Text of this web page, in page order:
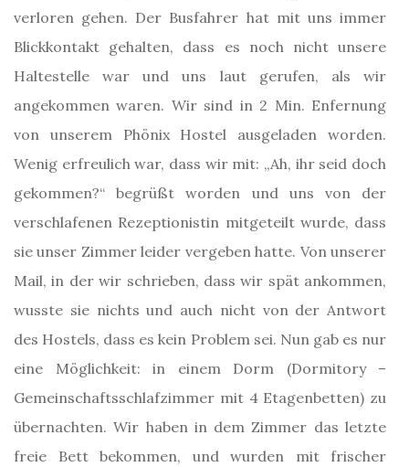
verloren gehen. Der Busfahrer hat mit uns immer
Blickkontakt gehalten, dass es noch nicht unsere
Haltestelle war und uns laut gerufen, als wir
angekommen waren. Wir sind in 2 Min. Enfernung
von unserem Phönix Hostel ausgeladen worden.
Wenig erfreulich war, dass wir mit: „Ah, ihr seid doch
gekommen?“ begrüßt worden und uns von der
verschlafenen Rezeptionistin mitgeteilt wurde, dass
sie unser Zimmer leider vergeben hatte. Von unserer
Mail, in der wir schrieben, dass wir spät ankommen,
wusste sie nichts und auch nicht von der Antwort
des Hostels, dass es kein Problem sei. Nun gab es nur
eine Möglichkeit: in einem Dorm (Dormitory –
Gemeinschaftsschlafzimmer mit 4 Etagenbetten) zu
übernachten. Wir haben in dem Zimmer das letzte
freie Bett bekommen, und wurden mit frischer